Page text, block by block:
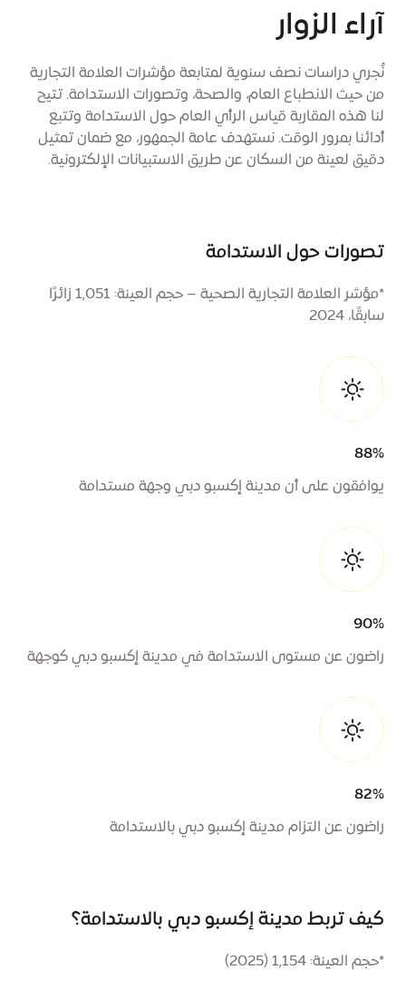
آراء الزوار
نُجري دراسات نصف سنوية لمتابعة مؤشرات العلامة التجارية
من حيث الانطباع العام، والصحة، وتصورات الاستدامة. تتيح
لنا هذه المقاربة قياس الرأي العام حول الاستدامة وتتبع
أدائنا بمرور الوقت. نستهدف عامة الجمهور، مع ضمان تمثيل
دقيق لعينة من السكان عن طريق الاستبيانات الإلكترونية.
تصورات حول الاستدامة
*
مؤشر العلامة التجارية الصحية – حجم العينة: 1,051 زائرًا
سابقًا، 2024
88%
يوافقون على أن مدينة إكسبو دبي وجهة مستدامة
90%
راضون عن مستوى الاستدامة في مدينة إكسبو دبي كوجهة
82%
راضون عن التزام مدينة إكسبو دبي بالاستدامة
كيف تربط مدينة إكسبو دبي بالاستدامة؟
*حجم العينة: 1,154 (2025)